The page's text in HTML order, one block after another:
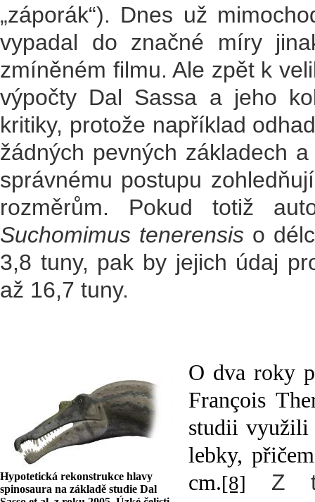
„záporák“). Dnes už
vypadal do značné míry
zmíněném filmu. Ale zpět k
výpočty Dal Sassa a jeho
kritiky, protože například
žádných pevných základech
správnému postupu
rozměrům. Pokud totiž
Suchomimus tenerensis o
3,8 tuny, pak by jejich údaj
až 16,7 tuny.
Hypotetická rekonstrukce hlavy
spinosaura na základě studie Dal
O dva roky
François
studii využili
lebky,
cm.[8]
Z